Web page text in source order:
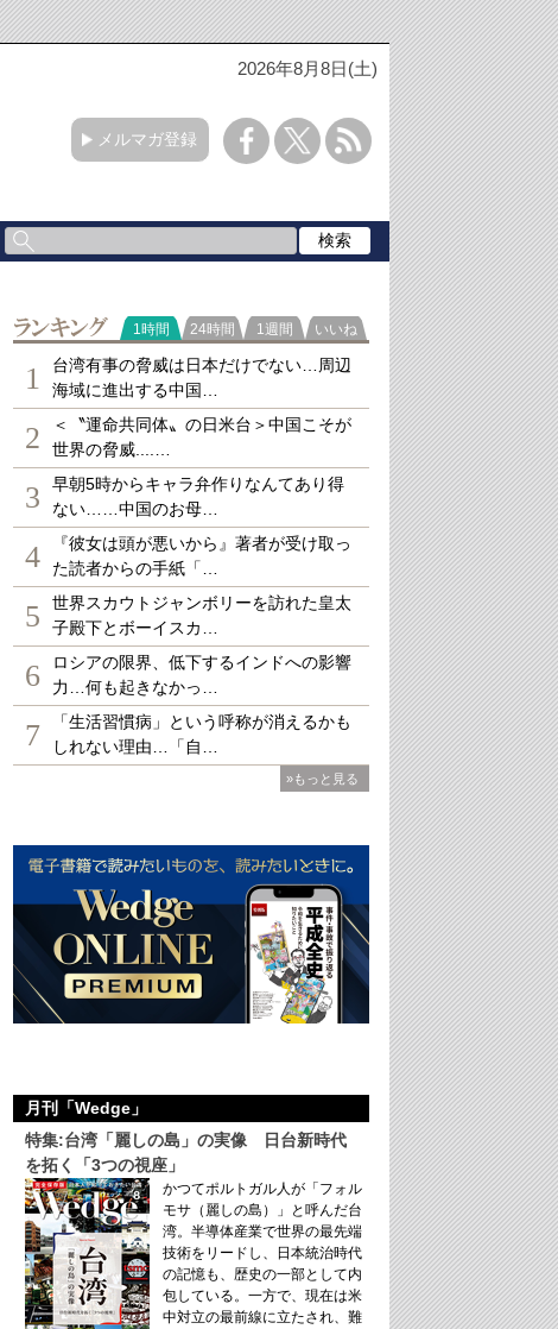
2026年8月8日(土)
メルマガ登録
ランキング
1時間 24時間 1週間 いいね
1
台湾有事の脅威は日本だけでない…周辺
海域に進出する中国…
2
＜〝運命共同体〟の日米台＞中国こそが
世界の脅威....…
3
早朝5時からキャラ弁作りなんてあり得
ない……中国のお母…
4
『彼女は頭が悪いから』著者が受け取っ
た読者からの手紙「…
5
世界スカウトジャンボリーを訪れた皇太
子殿下とボーイスカ…
6
ロシアの限界、低下するインドへの影響
力…何も起きなかっ…
7
「生活習慣病」という呼称が消えるかも
しれない理由…「自…
»もっと見る
月刊「Wedge」
特集:台湾「麗しの島」の実像 日台新時代
を拓く「3つの視座」
かつてポルトガル人が「フォル
モサ（麗しの島）」と呼んだ台
湾。半導体産業で世界の最先端
技術をリードし、日本統治時代
の記憶も、歴史の一部として内
包している。一方で、現在は米
中対立の最前線に立たされ、難